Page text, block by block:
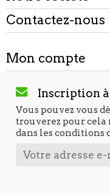
Contactez-nous
Mon compte
Inscription
Vous pouvez vous
trouverez pour
dans les